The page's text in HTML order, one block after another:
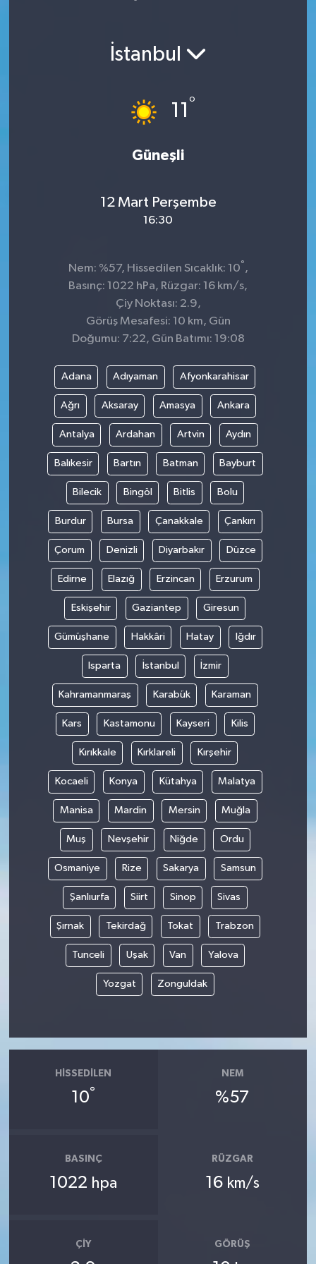
İstanbul
11 °
Güneşli
12 Mart Perşembe
16:30
Nem: %57, Hissedilen Sıcaklık: 10° ,
Basınç: 1022 hPa, Rüzgar: 16 km/s,
Çiy Noktası: 2.9,
Görüş Mesafesi: 10 km, Gün
Doğumu: 7:22, Gün Batımı: 19:08
Adana Adıyaman Afyonkarahisar
Ağrı Aksaray Amasya Ankara
Antalya Ardahan Artvin Aydın
Balıkesir Bartın Batman Bayburt
Bilecik Bingöl Bitlis Bolu
Burdur Bursa Çanakkale Çankırı
Çorum Denizli Diyarbakır Düzce
Edirne Elazığ Erzincan Erzurum
Eskişehir Gaziantep Giresun
Gümüşhane Hakkâri Hatay Iğdır
Isparta İstanbul İzmir
Kahramanmaraş Karabük Karaman
Kars Kastamonu Kayseri Kilis
Kırıkkale Kırklareli Kırşehir
Kocaeli Konya Kütahya Malatya
Manisa Mardin Mersin Muğla
Muş Nevşehir Niğde Ordu
Osmaniye Rize Sakarya Samsun
Şanlıurfa Siirt Sinop Sivas
Şırnak Tekirdağ Tokat Trabzon
Tunceli Uşak Van Yalova
Yozgat Zonguldak
HISSEDILEN
10°
NEM
%57
BASINÇ
1022 hpa
RÜZGAR
16 km/s
ÇIY GÖRÜŞ